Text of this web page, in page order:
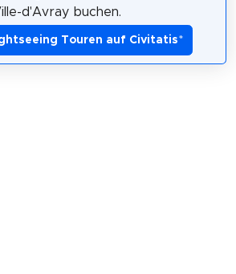
d'Avray buchen.
Touren auf Civitatis*